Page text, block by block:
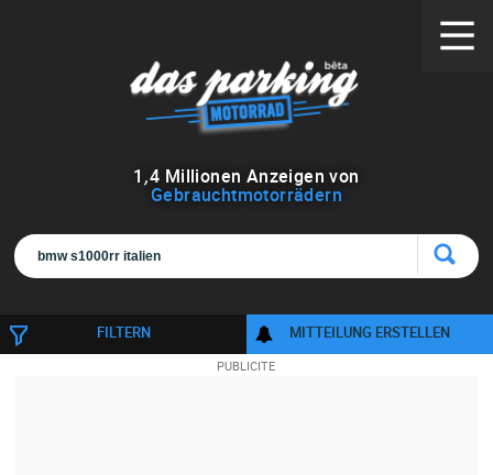
1 ,4 Millionen Anzeigen von
Gebrauchtmotorrädern
FILTERN MITTEILUNG ERSTELLEN